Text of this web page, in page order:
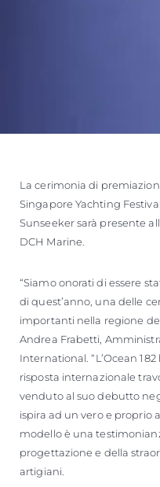
La cerimonia di
Singapore Yachting
Sunseeker sarà presente
DCH Marine.
“Siamo onorati di essere
di quest’anno, una delle
importanti nella regione
Andrea Frabetti,
International. “L’Ocean
risposta internazionale
venduto al suo debutto
ispira ad un vero e proprio
modello è una
progettazione e della
artigiani.